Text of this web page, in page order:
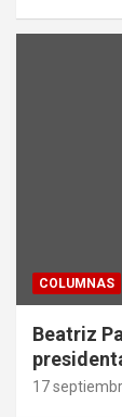
COLUMNAS
Beatriz
17